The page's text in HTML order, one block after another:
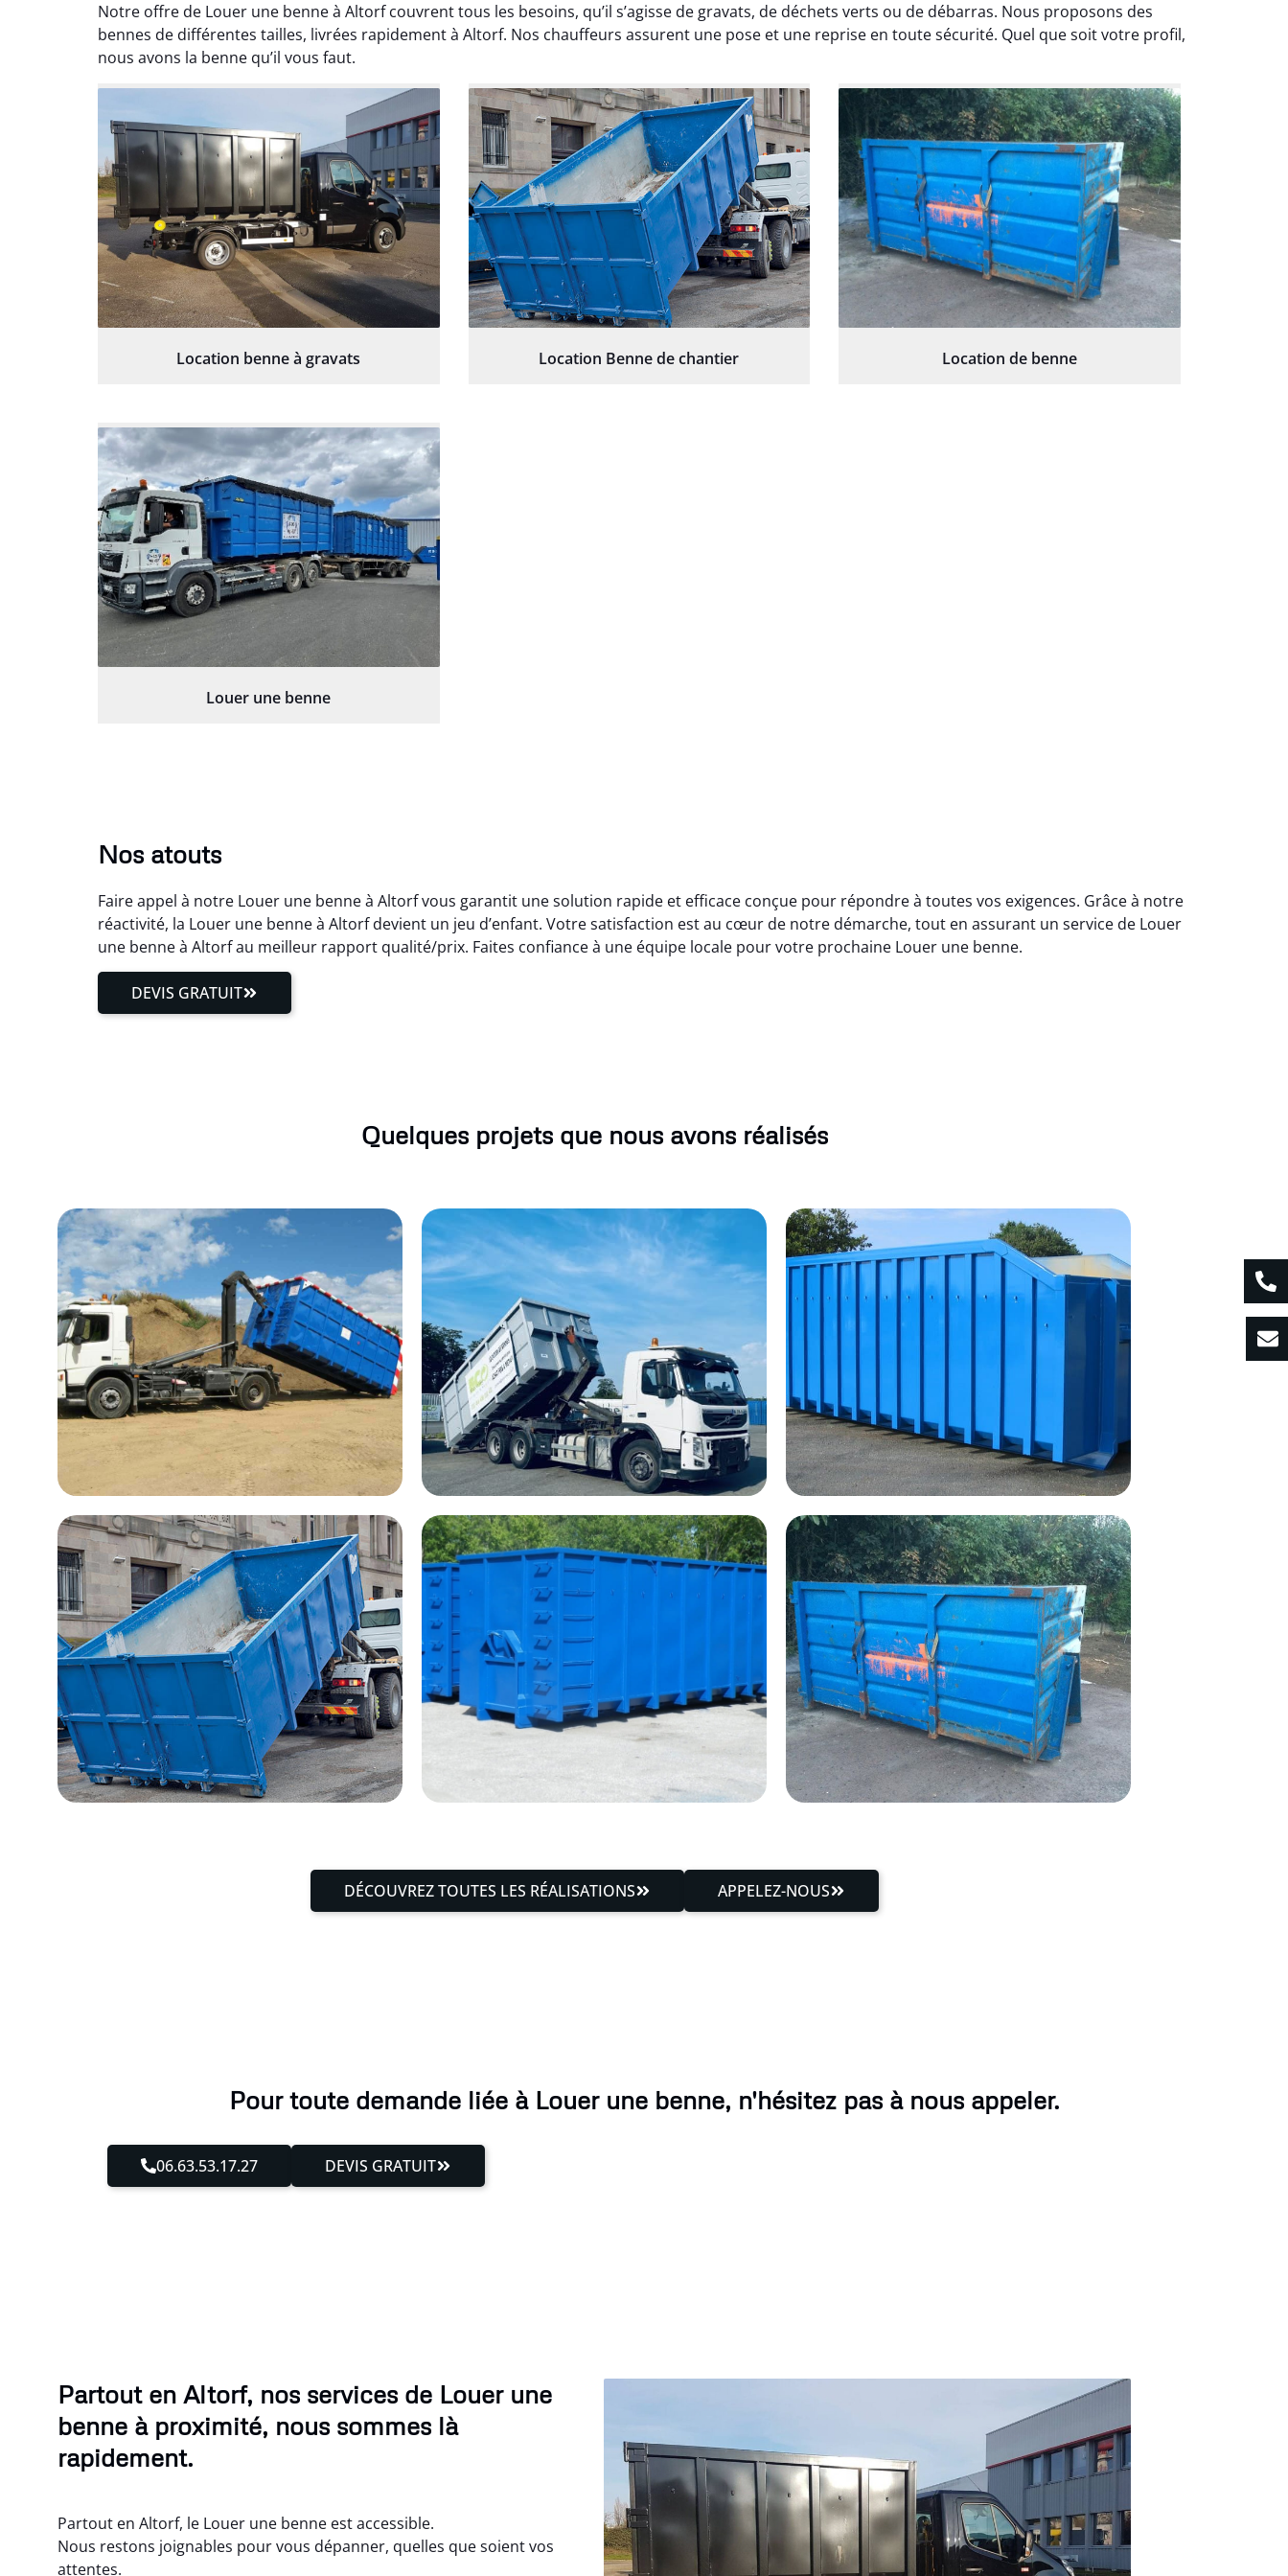
Notre offre de Louer une benne à Altorf couvrent tous les besoins, qu’il s’agisse de gravats, de déchets verts ou de débarras. Nous proposons des
bennes de différentes tailles, livrées rapidement à Altorf. Nos chauffeurs assurent une pose et une reprise en toute sécurité. Quel que soit votre profil,
nous avons la benne qu’il vous faut.
Location benne à gravats Location Benne de chantier Location de benne
Louer une benne
Nos atouts
Faire appel à notre Louer une benne à Altorf vous garantit une solution rapide et efficace conçue pour répondre à toutes vos exigences. Grâce à notre
réactivité, la Louer une benne à Altorf devient un jeu d’enfant. Votre satisfaction est au cœur de notre démarche, tout en assurant un service de Louer
une benne à Altorf au meilleur rapport qualité/prix. Faites confiance à une équipe locale pour votre prochaine Louer une benne.
DEVIS GRATUIT
Quelques projets que nous avons réalisés
DÉCOUVREZ TOUTES LES RÉALISATIONS APPELEZ-NOUS
Pour toute demande liée à Louer une benne, n'hésitez pas à nous appeler.
06.63.53.17.27 DEVIS GRATUIT
Partout en Altorf, nos services de Louer une
benne à proximité, nous sommes là
rapidement.
Partout en Altorf, le Louer une benne est accessible.
Nous restons joignables pour vous dépanner, quelles que soient vos
attentes.